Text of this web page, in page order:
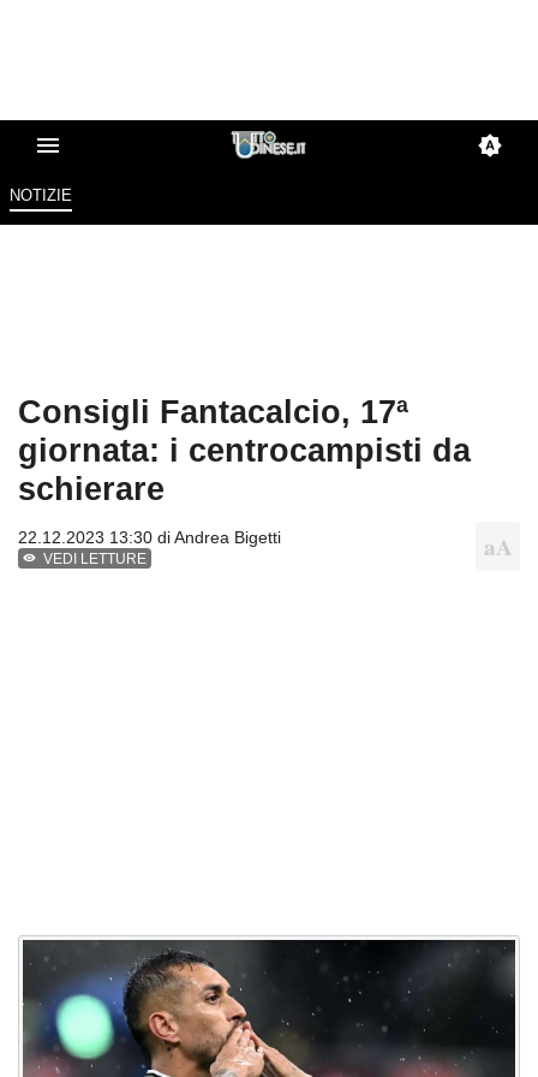
NOTIZIE
Consigli Fantacalcio, 17ª
giornata: i centrocampisti da
schierare
22.12.2023 13:30 diAndrea Bigetti
VEDI LETTURE